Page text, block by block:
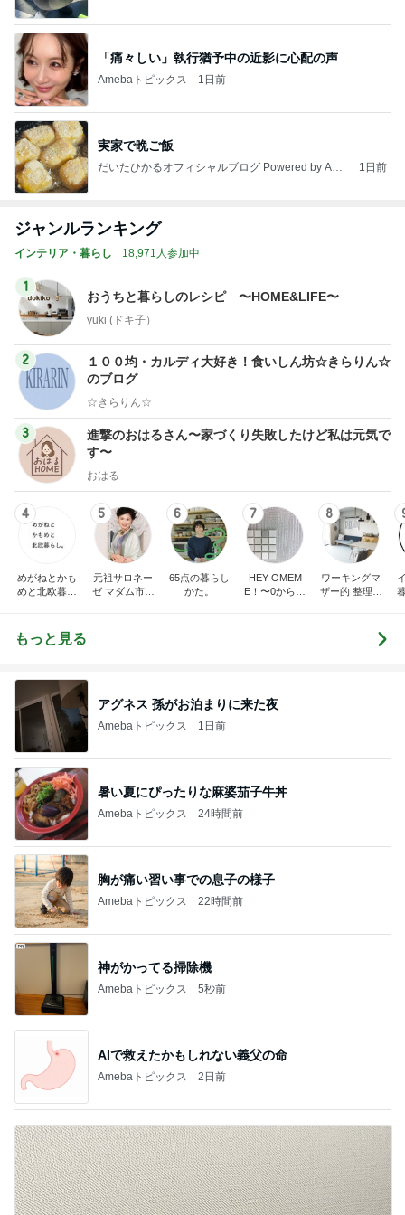
「痛々しい」執行猶予中の近影に心配の声
Amebaトピックス 1日前
実家で晩ご飯
だいたひかるオフィシャルブログ Powered by Ame
1日前
ジャンルランキング
インテリア・暮らし 18,971人参加中
1
おうちと暮らしのレシピ 〜HOME&LIFE〜
yuki (ドキ子）
2
１００均・カルディ大好き！食いしん坊☆きらりん☆
のブログ
☆きらりん☆
3
進撃のおはるさん〜家づくり失敗したけど私は元気で
す〜
おはる
4
めがねとかも
めと北欧暮ら
5
元祖サロネー
ゼ マダム市川
6
65点の暮らし
かた。
7
HEY OMEM
E！〜0からの
8
ワーキングマ
ザー的 整理収
もっと見る
アグネス 孫がお泊まりに来た夜
Amebaトピックス 1日前
暑い夏にぴったりな麻婆茄子牛丼
Amebaトピックス 24時間前
胸が痛い習い事での息子の様子
Amebaトピックス 22時間前
神がかってる掃除機
Amebaトピックス 5秒前
AIで救えたかもしれない義父の命
Amebaトピックス 2日前